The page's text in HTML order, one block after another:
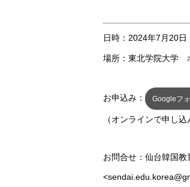
日時：2024年7月20
場所：東北学院大
お申込み： Googleフ
（オンラインで申し
お問合せ：仙台韓国